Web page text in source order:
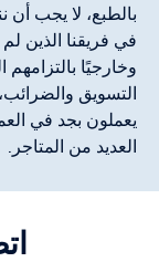
بالطبع، لا يجب أن
في فريقنا الذين
وخارجيًا
التسويق
يعملون بجد في
العديد من المتاجر.